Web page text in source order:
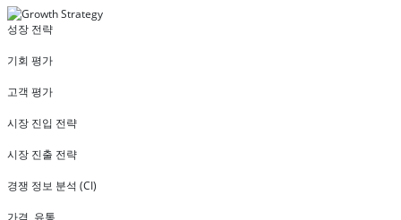
성장 전략
기회 평가
고객 평가
시장 진입 전략
시장 진출 전략
경쟁 정보 분석 (CI)
가격, 유통